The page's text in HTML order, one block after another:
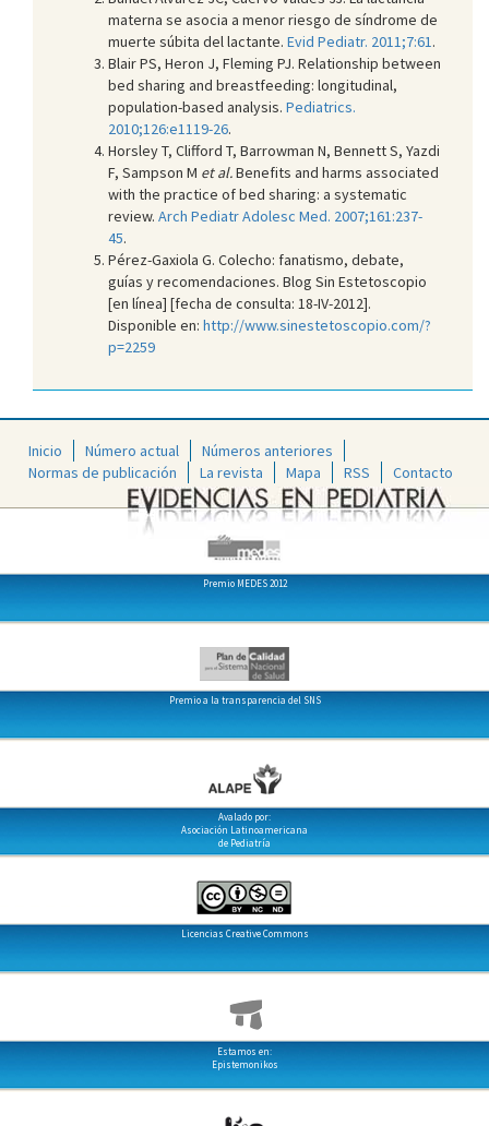
materna se asocia a menor riesgo de síndrome de
muerte súbita del lactante. Evid Pediatr. 2011;7:61 .
Blair PS, Heron J, Fleming PJ. Relationship between
bed sharing and breastfeeding: longitudinal,
population-based analysis. Pediatrics.
2010;126:e1119-26.
Horsley T, Clifford T, Barrowman N, Bennett S, Yazdi
F, Sampson M et al.Benefits and harms associated
with the practice of bed sharing: a systematic
review. Arch Pediatr Adolesc Med. 2007;161:237-
45.
Pérez-Gaxiola G. Colecho: fanatismo, debate,
guías y recomendaciones. Blog Sin Estetoscopio
[en línea] [fecha de consulta: 18-IV-2012].
Disponible en: http://www.sinestetoscopio.com/?
p=2259
Inicio Número actual
Números anteriores
Normas de publicación
La revista Mapa RSS Contacto
Premio MEDES 2012
Premio a la transparencia del SNS
Avalado por:
Asociación Latinoamericana
de Pediatría
Licencias Creative Commons
Estamos en:
Epistemonikos